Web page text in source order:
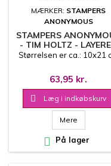
MÆRKER: STAMPERS
ANONYMOUS
STAMPERS
- TIM HOLTZ -
STENCIL - LINKED
Størrelsen er ca.: 10x21
63,95 kr.
 Læg i indkøbskurv
Mere
 På lager